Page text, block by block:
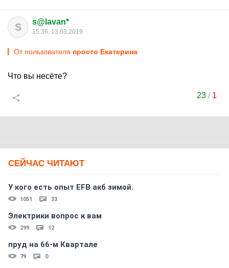
S s@lavan*
15:36, 13.03.2019
От пользователя просто Екатерина
Что вы несёте?
23 / 1
СЕЙЧАС ЧИТАЮТ
У кого есть опыт EFB акб зимой.
1051 33
Электрики вопрос к вам
299 12
пруд на 66-м Квартале
79 0